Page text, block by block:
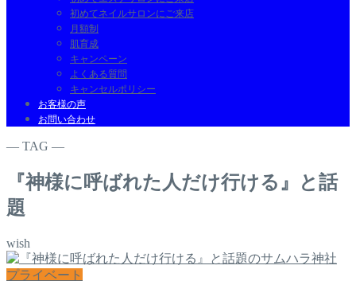
初めてネイルサロンにご来店
月額制
肌育成
キャンペーン
よくある質問
キャンセルポリシー
お客様の声
お問い合わせ
― TAG ―
『神様に呼ばれた人だけ行ける』と話
題
wish
プライベート